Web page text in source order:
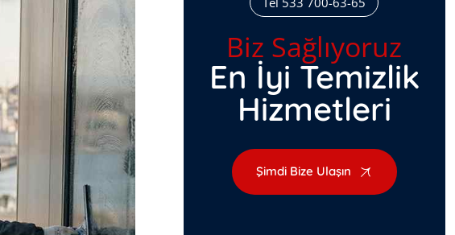
Biz Sağlıyoruz
En İyi Temizlik
Hizmetleri
Şimdi Bize Ulaşın